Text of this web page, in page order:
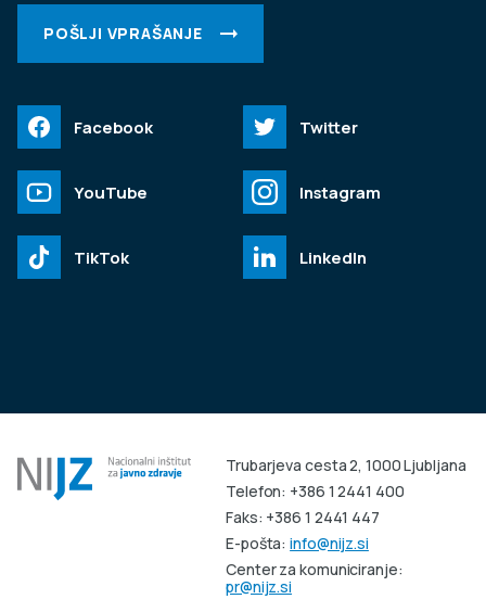
Trubarjeva cesta 2, 1000 Ljubljana
Telefon: +386 1 2441 400
Faks: +386 1 2441 447
E-pošta:info@nijz.si
Center za komuniciranje:
pr@nijz.si
POŠLJI VPRAŠANJE
Facebook Twitter
YouTube Instagram
TikTok LinkedIn